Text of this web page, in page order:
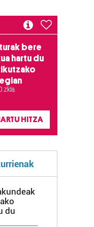
bere
hartu du
zkia.
HITZA
du